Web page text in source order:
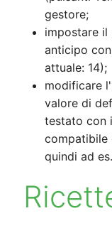
gestore;
impostare il
anticipo
attuale: 14);
modificare
valore di
testato con
compatibile
quindi ad